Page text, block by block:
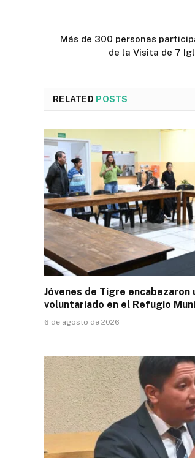
Más de 300 personas
de la Visita de 7
RELATED POSTS
Jóvenes de Tigre encabezaron
voluntariado en el Refugio
6 de agosto de 2026